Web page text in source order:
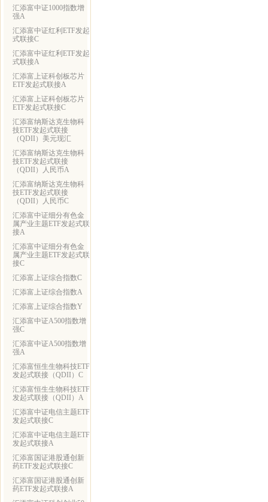
汇添富中证1000指数增
强A
汇添富中证红利ETF发起
式联接C
汇添富中证红利ETF发起
式联接A
汇添富上证科创板芯片
ETF发起式联接A
汇添富上证科创板芯片
ETF发起式联接C
汇添富纳斯达克生物科
技ETF发起式联接
（QDII）美元现汇
汇添富纳斯达克生物科
技ETF发起式联接
（QDII）人民币A
汇添富纳斯达克生物科
技ETF发起式联接
（QDII）人民币C
汇添富中证细分有色金
属产业主题ETF发起式联
接A
汇添富中证细分有色金
属产业主题ETF发起式联
接C
汇添富上证综合指数C
汇添富上证综合指数A
汇添富上证综合指数Y
汇添富中证A500指数增
强C
汇添富中证A500指数增
强A
汇添富恒生生物科技ETF
发起式联接（QDII）C
汇添富恒生生物科技ETF
发起式联接（QDII）A
汇添富中证电信主题ETF
发起式联接C
汇添富中证电信主题ETF
发起式联接A
汇添富国证港股通创新
药ETF发起式联接C
汇添富国证港股通创新
药ETF发起式联接A